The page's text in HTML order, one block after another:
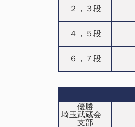
２，３段
４，５段
６，７段
優勝
埼玉武蔵会
支部